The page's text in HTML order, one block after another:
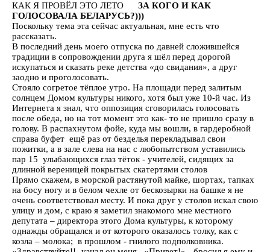
КАК Я ПРОВЁЛ ЭТО ЛЕТО ЗА КОГО И КАК
ГОЛОСОВАЛА БЕЛАРУСЬ?)))
Поскольку тема эта сейчас актуальная, мне есть что
рассказать.
В последний день моего отпуска по давней сложившейся
традиции в сопровождении друга я шёл перед дорогой
искупаться и сказать реке детства «до свидания», а друг
заодно и проголосовать.
Стояло согретое тёплое утро. На площади перед залитым
солнцем Домом культуры никого, хотя был уже 10-й час. Из
Интернета я знал, что оппозиция сговорилась голосовать
после обеда, но на тот момент это как- то не пришло сразу в
голову. В распахнутом фойе, куда мы вошли, в гардеробной
справа буфет ещё раз от безделья перекладывал свои
пожитки, а в зале слева на нас с любопытством уставились
пар 15 улыбающихся глаз тёток - учителей, сидящих за
длинной вереницей покрытых скатертями столов
Прямо скажем, в морской растянутой майке, шортах, тапках
на босу ногу и в белом чехле от бескозырки на башке я не
очень соответствовал месту. И пока друг у столов искал свою
улицу и дом, с краю я заметил знакомого мне местного
депутата – директора этого Дома культуры, к которому
однажды обращался и от которого оказалось толку, как с
козла – молока; в прошлом - гнилого подполковника.